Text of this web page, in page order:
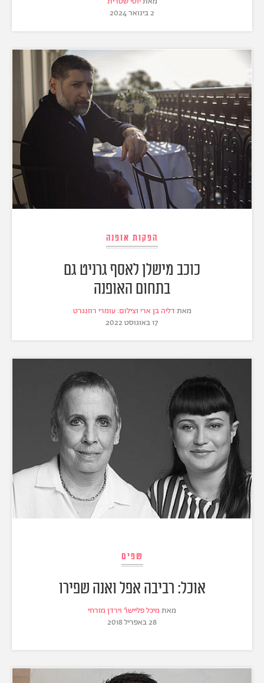
2 בינואר 2024
הפקות אופנה
כוכב מישלן לאסף גרניט גם
בתחום האופנה
מאת דליה בן ארי וצילום: עומרי רוזנגרט
17 באוגוסט 2022
שפים
אוכל: רביבה אפל ואנה שפירו
מאת מיכל פליישרֿ וירדן מזרחי
28 באפריל 2018